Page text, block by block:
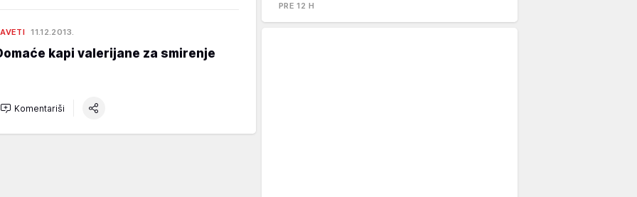
11.12.2013.
kapi valerijane za smirenje
Komentariši
PRE 12 H